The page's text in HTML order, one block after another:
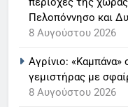
Πελοπόννησο και
8 Αυγούστου 2026
Αγρίνιο:
γεμιστήρας με
8 Αυγούστου 2026
8